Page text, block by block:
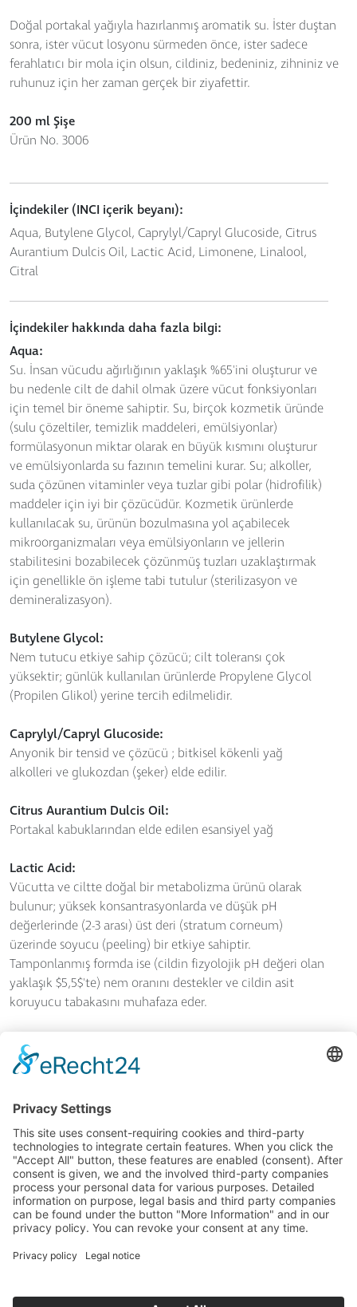
Doğal portakal yağıyla hazırlanmış aromatik su. İster duştan
sonra, ister vücut losyonu sürmeden önce, ister sadece
ferahlatıcı bir mola için olsun, cildiniz, bedeniniz, zihniniz ve
ruhunuz için her zaman gerçek bir ziyafettir.
200 ml Şişe
Ürün No. 3006
İçindekiler (INCI içerik beyanı):
Aqua, Butylene Glycol, Caprylyl/Capryl Glucoside, Citrus
Aurantium Dulcis Oil, Lactic Acid, Limonene, Linalool,
Citral
İçindekiler hakkında daha fazla bilgi:
Aqua:
Su. İnsan vücudu ağırlığının yaklaşık %65'ini oluşturur ve
bu nedenle cilt de dahil olmak üzere vücut fonksiyonları
için temel bir öneme sahiptir. Su, birçok kozmetik üründe
(sulu çözeltiler, temizlik maddeleri, emülsiyonlar)
formülasyonun miktar olarak en büyük kısmını oluşturur
ve emülsiyonlarda su fazının temelini kurar. Su; alkoller,
suda çözünen vitaminler veya tuzlar gibi polar (hidrofilik)
maddeler için iyi bir çözücüdür. Kozmetik ürünlerde
kullanılacak su, ürünün bozulmasına yol açabilecek
mikroorganizmaları veya emülsiyonların ve jellerin
stabilitesini bozabilecek çözünmüş tuzları uzaklaştırmak
için genellikle ön işleme tabi tutulur (sterilizasyon ve
demineralizasyon).
Butylene Glycol:
Nem tutucu etkiye sahip çözücü; cilt toleransı çok
yüksektir; günlük kullanılan ürünlerde Propylene Glycol
(Propilen Glikol) yerine tercih edilmelidir.
Caprylyl/Capryl Glucoside:
Anyonik bir tensid ve çözücü ; bitkisel kökenli yağ
alkolleri ve glukozdan (şeker) elde edilir.
Citrus Aurantium Dulcis Oil:
Portakal kabuklarından elde edilen esansiyel yağ
Lactic Acid:
Vücutta ve ciltte doğal bir metabolizma ürünü olarak
bulunur; yüksek konsantrasyonlarda ve düşük pH
değerlerinde (2-3 arası) üst deri (stratum corneum)
üzerinde soyucu (peeling) bir etkiye sahiptir.
Tamponlanmış formda ise (cildin fizyolojik pH değeri olan
yaklaşık $5,5$'te) nem oranını destekler ve cildin asit
koruyucu tabakasını muhafaza eder.
Limonene:
Esansiyel yağların doğal bir bileşeni olan koku.
Esansiyel yağların doğal bir bileşeni olan koku.
Citral:
Esansiyel yağların doğal bir bileşeni olan koku.
© 2026 SkinIdent AG
info@drbaumanntr.com
GENEL İŞ KOŞULLARI
YAYINCI BILGILERI
VERI KORUMA